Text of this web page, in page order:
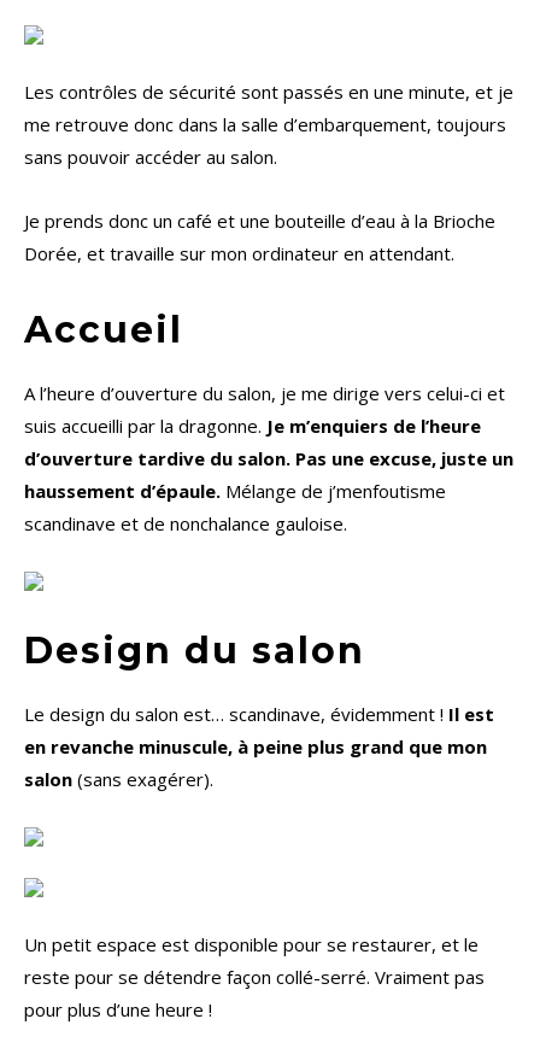
Les contrôles de sécurité sont passés en une minute, et je
me retrouve donc dans la salle d’embarquement, toujours
sans pouvoir accéder au salon.
Je prends donc un café et une bouteille d’eau à la Brioche
Dorée, et travaille sur mon ordinateur en attendant.
Accueil
A l’heure d’ouverture du salon, je me dirige vers celui-ci et
suis accueilli par la dragonne. Je m’enquiers de l’heure
d’ouverture tardive du salon. Pas une excuse, juste un
haussement d’épaule. Mélange de j’menfoutisme
scandinave et de nonchalance gauloise.
Design du salon
Le design du salon est… scandinave, évidemment ! Il est
en revanche minuscule, à peine plus grand que mon
salon (sans exagérer).
Un petit espace est disponible pour se restaurer, et le
reste pour se détendre façon collé-serré. Vraiment pas
pour plus d’une heure !